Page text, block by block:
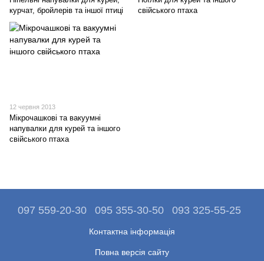
курчат, бройлерів та іншої птиці
свійського птаха
12 червня 2013
Мікрочашкові та вакуумні
напувалки для курей та іншого
свійського птаха
097 559-20-30 095 355-30-50 093 325-55-25
Контактна інформація
Повна версія сайту